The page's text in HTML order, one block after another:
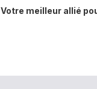
Votre meilleur allié